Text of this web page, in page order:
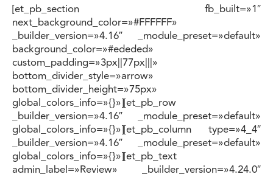
[et_pb_section fb_built=»1″
next_background_color=»#FFFFFF»
_builder_version=»4.16″ _module_preset=»default»
background_color=»#ededed»
custom_padding=»3px||77px|||»
bottom_divider_style=»arrow»
bottom_divider_height=»75px»
global_colors_info=»{}»][et_pb_row
_builder_version=»4.16″ _module_preset=»default»
global_colors_info=»{}»][et_pb_column type=»4_4″
_builder_version=»4.16″ _module_preset=»default»
global_colors_info=»{}»][et_pb_text
admin_label=»Review» _builder_version=»4.24.0″